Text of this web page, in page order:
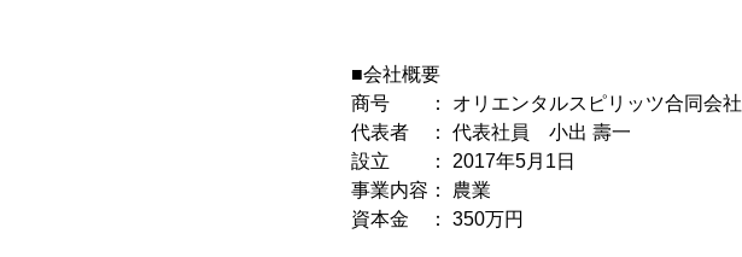
■会社概要
商号 ： オリエンタルスピリッツ合同会社
代表者 ： 代表社員 小出 壽一
設立 ： 2017年5月1日
事業内容： 農業
資本金 ： 350万円